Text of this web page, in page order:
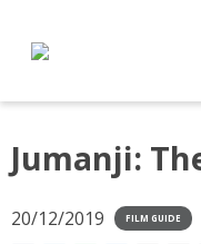
Jumanji:
20/12/2019 FILM GUIDE